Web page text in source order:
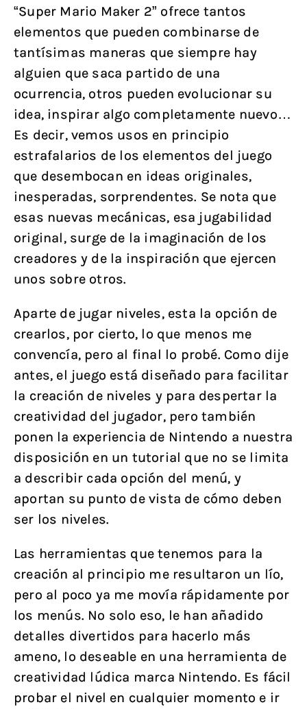
“Super Mario Maker 2” ofrece tantos
elementos que pueden combinarse de
tantísimas maneras que siempre hay
alguien que saca partido de una
ocurrencia, otros pueden evolucionar su
idea, inspirar algo completamente nuevo…
Es decir, vemos usos en principio
estrafalarios de los elementos del juego
que desembocan en ideas originales,
inesperadas, sorprendentes. Se nota que
esas nuevas mecánicas, esa jugabilidad
original, surge de la imaginación de los
creadores y de la inspiración que ejercen
unos sobre otros.
Aparte de jugar niveles, esta la opción de
crearlos, por cierto, lo que menos me
convencía, pero al final lo probé. Como dije
antes, el juego está diseñado para facilitar
la creación de niveles y para despertar la
creatividad del jugador, pero también
ponen la experiencia de Nintendo a nuestra
disposición en un tutorial que no se limita
a describir cada opción del menú, y
aportan su punto de vista de cómo deben
ser los niveles.
Las herramientas que tenemos para la
creación al principio me resultaron un lío,
pero al poco ya me movía rápidamente por
los menús. No solo eso, le han añadido
detalles divertidos para hacerlo más
ameno, lo deseable en una herramienta de
creatividad lúdica marca Nintendo. Es fácil
probar el nivel en cualquier momento e ir